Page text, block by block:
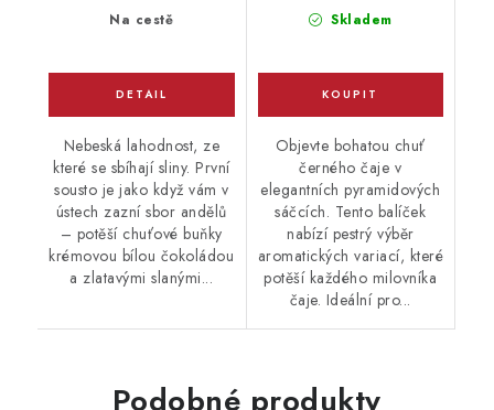
Na cestě
Nebeská lahodnost, ze
které se sbíhají sliny. První
sousto je jako když vám v
ústech zazní sbor andělů
– potěší chuťové buňky
krémovou bílou čokoládou
a zlatavými slanými...
Skladem
Objevte bohatou chuť
černého čaje v
elegantních pyramidových
sáčcích. Tento balíček
nabízí pestrý výběr
aromatických variací, které
potěší každého milovníka
čaje. Ideální pro...